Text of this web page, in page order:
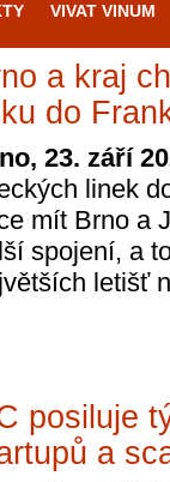
VIVAT VINUM
a kraj
do
23. září
linek
mít Brno a
spojení, a
letišť
posiluje
a
Od
je
si
pravidelné